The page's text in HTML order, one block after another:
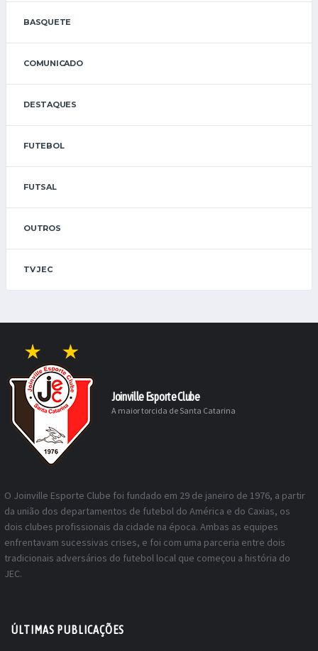
BASQUETE
COMUNICADO
DESTAQUES
FUTEBOL
FUTSAL
OUTROS
TV JEC
Joinville Esporte Clube
A maior torcida de Santa Catarina
O Joinville Esporte Clube foi fundado em 29 de janeiro de 1976, a partir
da união dos departamentos de futebol do América e do Caxias, os
dois clubes profissionais da cidade na época. Ambas as equipes
enfrentavam sucessivas crises, e foi com uma parceria entre dois
tradicionais adversários do futebol local que começou a história do
JEC.
ÚLTIMAS PUBLICAÇÕES